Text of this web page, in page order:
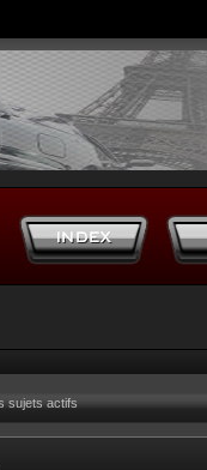
sujets actifs